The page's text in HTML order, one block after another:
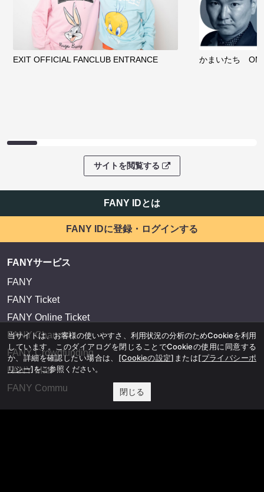
EXIT OFFICIAL FANCLUB ENTRANCE かまいたち
サイトを閲覧する
FANY IDとは
FANY IDに登録・ログインする
FANYサービス
FANY
FANY Ticket
FANY Online Ticket
FANY Channel
FANY Crowdfunding
FANY Mall
FANY Commu
当サイトは、お客様の使いやすさ、利用状況の分析のためCookieを利用
しています。このダイアログを閉じることでCookieの使用に同意する
か、詳細を確認したい場合は、 [Cookieの設定] または[プライバシーポ
リシー]をご参照ください。
閉じる